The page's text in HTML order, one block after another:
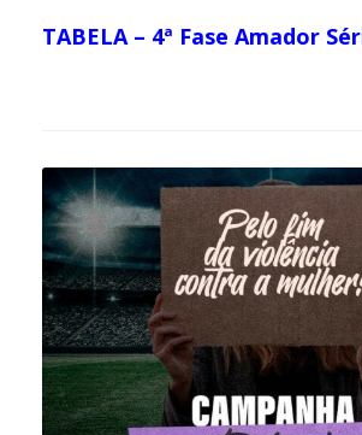
TABELA – 4ª Fase Amador